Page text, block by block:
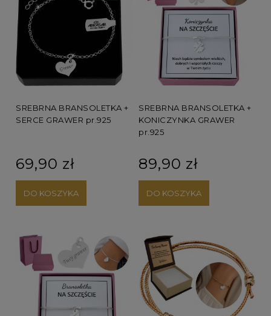
SREBRNA BRANSOLETKA +
SERCE GRAWER pr.925
69,90 zł
DO KOSZYKA
SREBRNA BRANSOLETKA +
KONICZYNKA GRAWER
pr.925
89,90 zł
DO KOSZYKA